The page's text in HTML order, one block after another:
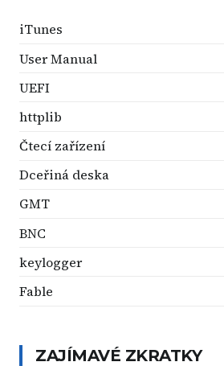
iTunes
User Manual
UEFI
httplib
Čtecí zařízení
Dceřiná deska
GMT
BNC
keylogger
Fable
ZAJÍMAVÉ ZKRATKY